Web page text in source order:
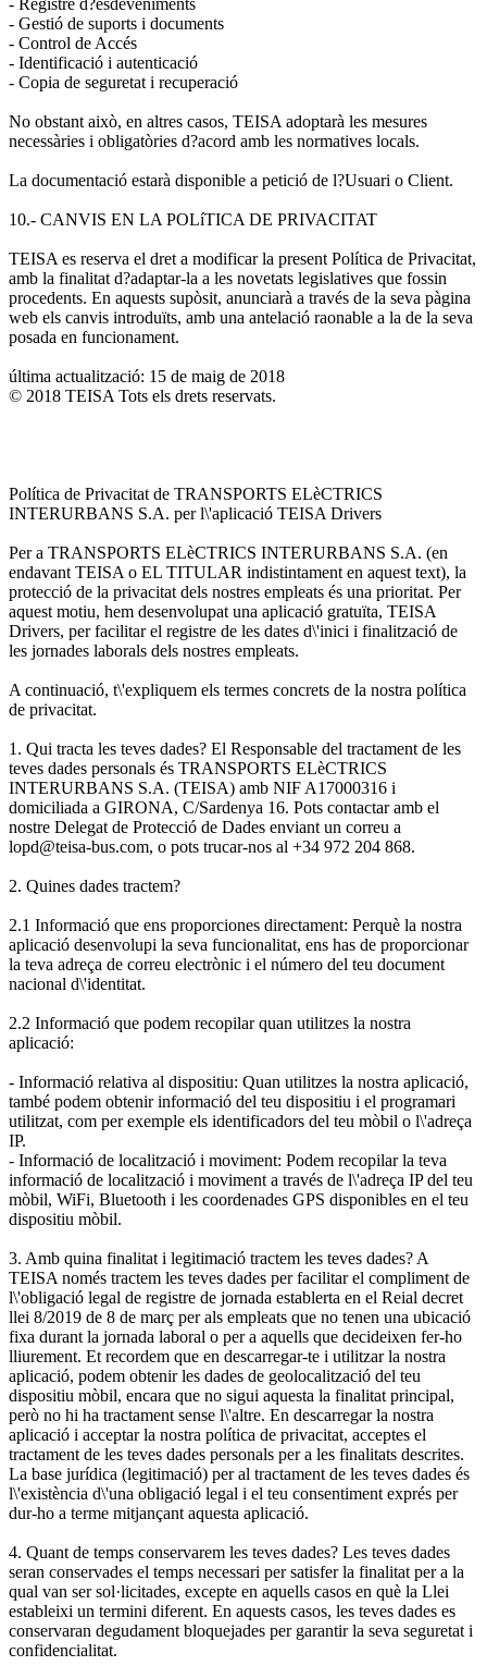
- Gestió de suports i documents
- Control de Accés
- Identificació i autenticació
- Copia de seguretat i recuperació
No obstant això, en altres casos, TEISA adoptarà les mesures
necessàries i obligatòries d?acord amb les normatives locals.
La documentació estarà disponible a petició de l?Usuari o Client.
10.- CANVIS EN LA POLíTICA DE PRIVACITAT
TEISA es reserva el dret a modificar la present Política de Privacitat,
amb la finalitat d?adaptar-la a les novetats legislatives que fossin
procedents. En aquests supòsit, anunciarà a través de la seva pàgina
web els canvis introduïts, amb una antelació raonable a la de la seva
posada en funcionament.
última actualització: 15 de maig de 2018
© 2018 TEISA Tots els drets reservats.
Política de Privacitat de TRANSPORTS ELèCTRICS
INTERURBANS S.A. per l\'aplicació TEISA Drivers
Per a TRANSPORTS ELèCTRICS INTERURBANS S.A. (en
endavant TEISA o EL TITULAR indistintament en aquest text), la
protecció de la privacitat dels nostres empleats és una prioritat. Per
aquest motiu, hem desenvolupat una aplicació gratuïta, TEISA
Drivers, per facilitar el registre de les dates d\'inici i finalització de
les jornades laborals dels nostres empleats.
A continuació, t\'expliquem els termes concrets de la nostra política
de privacitat.
1. Qui tracta les teves dades? El Responsable del tractament de les
teves dades personals és TRANSPORTS ELèCTRICS
INTERURBANS S.A. (TEISA) amb NIF A17000316 i
domiciliada a GIRONA, C/Sardenya 16. Pots contactar amb el
nostre Delegat de Protecció de Dades enviant un correu a
lopd@teisa-bus.com, o pots trucar-nos al +34 972 204 868.
2. Quines dades tractem?
2.1 Informació que ens proporciones directament: Perquè la nostra
aplicació desenvolupi la seva funcionalitat, ens has de proporcionar
la teva adreça de correu electrònic i el número del teu document
nacional d\'identitat.
2.2 Informació que podem recopilar quan utilitzes la nostra
aplicació:
- Informació relativa al dispositiu: Quan utilitzes la nostra aplicació,
també podem obtenir informació del teu dispositiu i el programari
utilitzat, com per exemple els identificadors del teu mòbil o l\'adreça
IP.
- Informació de localització i moviment: Podem recopilar la teva
informació de localització i moviment a través de l\'adreça IP del teu
mòbil, WiFi, Bluetooth i les coordenades GPS disponibles en el teu
dispositiu mòbil.
3. Amb quina finalitat i legitimació tractem les teves dades? A
TEISA només tractem les teves dades per facilitar el compliment de
l\'obligació legal de registre de jornada establerta en el Reial decret
llei 8/2019 de 8 de març per als empleats que no tenen una ubicació
fixa durant la jornada laboral o per a aquells que decideixen fer-ho
lliurement. Et recordem que en descarregar-te i utilitzar la nostra
aplicació, podem obtenir les dades de geolocalització del teu
dispositiu mòbil, encara que no sigui aquesta la finalitat principal,
però no hi ha tractament sense l\'altre. En descarregar la nostra
aplicació i acceptar la nostra política de privacitat, acceptes el
tractament de les teves dades personals per a les finalitats descrites.
La base jurídica (legitimació) per al tractament de les teves dades és
l\'existència d\'una obligació legal i el teu consentiment exprés per
dur-ho a terme mitjançant aquesta aplicació.
4. Quant de temps conservarem les teves dades? Les teves dades
seran conservades el temps necessari per satisfer la finalitat per a la
qual van ser sol·licitades, excepte en aquells casos en què la Llei
estableixi un termini diferent. En aquests casos, les teves dades es
conservaran degudament bloquejades per garantir la seva seguretat i
confidencialitat.